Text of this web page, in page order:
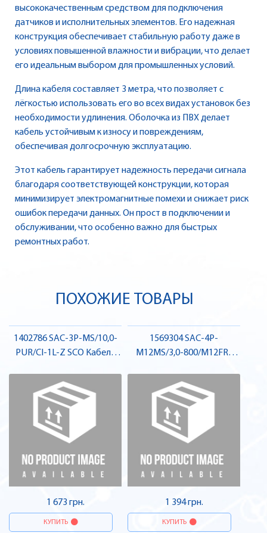
высококачественным средством для подключения
датчиков и исполнительных элементов. Его надежная
конструкция обеспечивает стабильную работу даже в
условиях повышенной влажности и вибрации, что делает
его идеальным выбором для промышленных условий.
Длина кабеля составляет 3 метра, что позволяет с
лёгкостью использовать его во всех видах установок без
необходимости удлинения. Оболочка из ПВХ делает
кабель устойчивым к износу и повреждениям,
обеспечивая долгосрочную эксплуатацию.
Этот кабель гарантирует надежность передачи сигнала
благодаря соответствующей конструкции, которая
минимизирует электромагнитные помехи и снижает риск
ошибок передачи данных. Он прост в подключении и
обслуживании, что особенно важно для быстрых
ремонтных работ.
ПОХОЖИЕ ТОВАРЫ
1402786 SAC-3P-MS/10,0-
PUR/CI-1L-Z SCO Кабель
елемента, для
електромагнітного
клапану , Pheonix Contact
1 673 грн.
КУПИТЬ
1569304 SAC-4P-
M12MS/3,0-800/M12FR-
виконавчого елемента,
штекер-гніздо , Pheonix
Contact
1 394 грн.
КУПИТЬ